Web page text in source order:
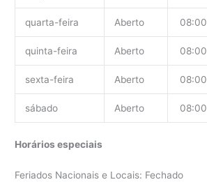
quarta-feira Aberto 08:00
quinta-feira Aberto 08:00
sexta-feira Aberto 08:00
sábado Aberto 08:00
Horários especiais
Feriados Nacionais e Locais: Fechado